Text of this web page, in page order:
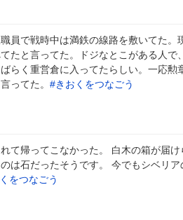
員で戦時中は満鉄の線路を敷いてた。
たと言ってた。ドジなとこがある人で
らく重営倉に入ってたらしい。一応勲
ってた。 #きおくをつなごう
て帰ってこなかった。 白木の箱が届け
は石だったそうです。 今でもシベリア
をつなごう